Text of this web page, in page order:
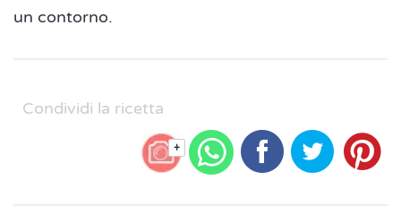
un contorno.
Condividi la ricetta
+